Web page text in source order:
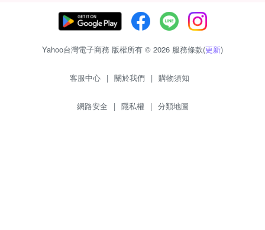
Yahoo台灣電子商務 版權所有 © 2026 服務條款(更新)
客服中心 | 關於我們 | 購物須知
網路安全 | 隱私權 | 分類地圖